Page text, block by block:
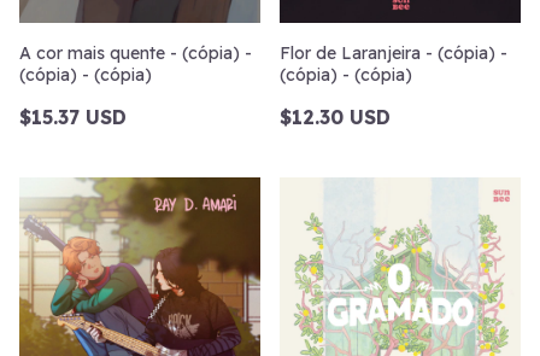
A cor mais quente - (cópia) -
(cópia) - (cópia)
$15.37 USD
Flor de Laranjeira - (cópia) -
(cópia) - (cópia)
$12.30 USD